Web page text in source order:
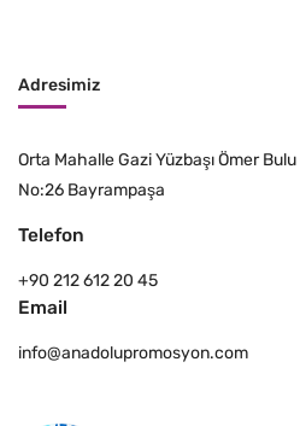
Adresimiz
Orta Mahalle Gazi Yüzbaşı Ömer
No:26 Bayrampaşa
Telefon
+90 212 612 20 45
Email
info@anadolupromosyon.com